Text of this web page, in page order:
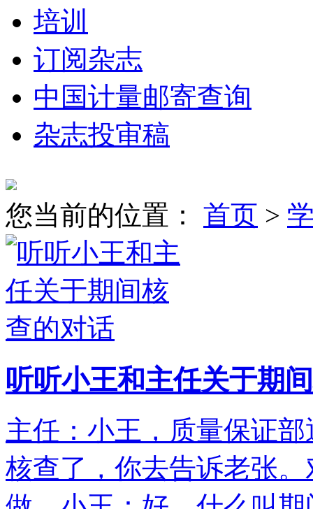
培训
订阅杂志
中国计量邮寄查询
杂志投审稿
您当前的位置： 首页 >
听听小王和主任关于期
主任：小王，质量保证
核查了，你去告诉老张